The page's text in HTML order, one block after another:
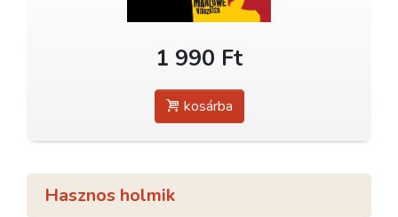
1 990 Ft
kosárba
Hasznos holmik